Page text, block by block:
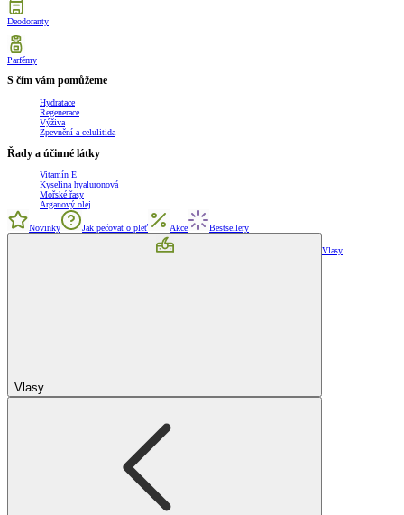
Deodoranty
Parfémy
S čím vám pomůžeme
Hydratace
Regenerace
Výživa
Zpevnění a celulitida
Řady a účinné látky
Vitamín E
Kyselina hyaluronová
Mořské řasy
Arganový olej
Novinky Jak pečovat o pleť Akce Bestsellery
Vlasy
Vlasy